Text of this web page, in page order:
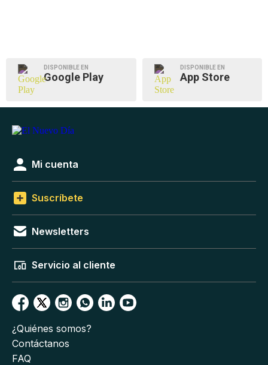
DISPONIBLE EN
Google Play
DISPONIBLE EN
App Store
Mi cuenta
Suscríbete
Newsletters
Servicio al cliente
¿Quiénes somos?
Contáctanos
FAQ